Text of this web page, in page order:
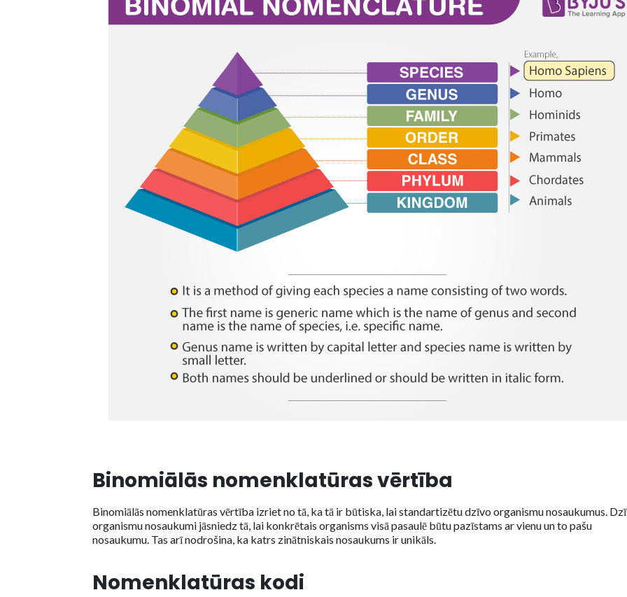
Binomiālās nomenklatūras vērtība
Binomiālās nomenklatūras vērtība izriet no tā, ka tā ir būtiska, lai standartizētu dzīvo organismu nosaukumus.
organismu nosaukumi jāsniedz tā, lai konkrētais organisms visā pasaulē būtu pazīstams ar vienu un to pašu
nosaukumu. Tas arī nodrošina, ka katrs zinātniskais nosaukums ir unikāls.
Nomenklatūras kodi